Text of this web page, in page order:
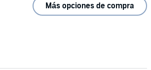
Más opciones de compra